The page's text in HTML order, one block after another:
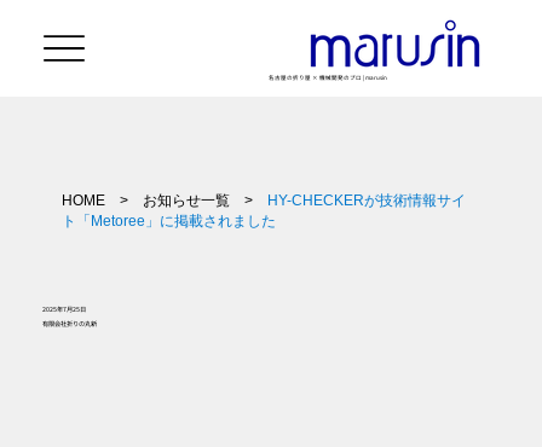
名古屋の折り屋 × 機械開発のプロ | marusin
HOME> お知らせ一覧>
HY-CHECKERが技術情報サイ
ト「Metoree」に掲載されました
2025年7月25日
有限会社折りの丸新